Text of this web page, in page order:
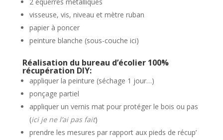
2 équerres métalliques
visseuse, vis, niveau et mètre ruban
papier à poncer
peinture blanche (sous-couche ici)
Réalisation du bureau d’écolier 100%
récupération DIY:
appliquer la peinture (séchage 1 jour…)
ponçage partiel
appliquer un vernis mat pour protéger le bois ou pas
(ici je ne l’ai pas fait)
prendre les mesures par rapport aux pieds de récup’